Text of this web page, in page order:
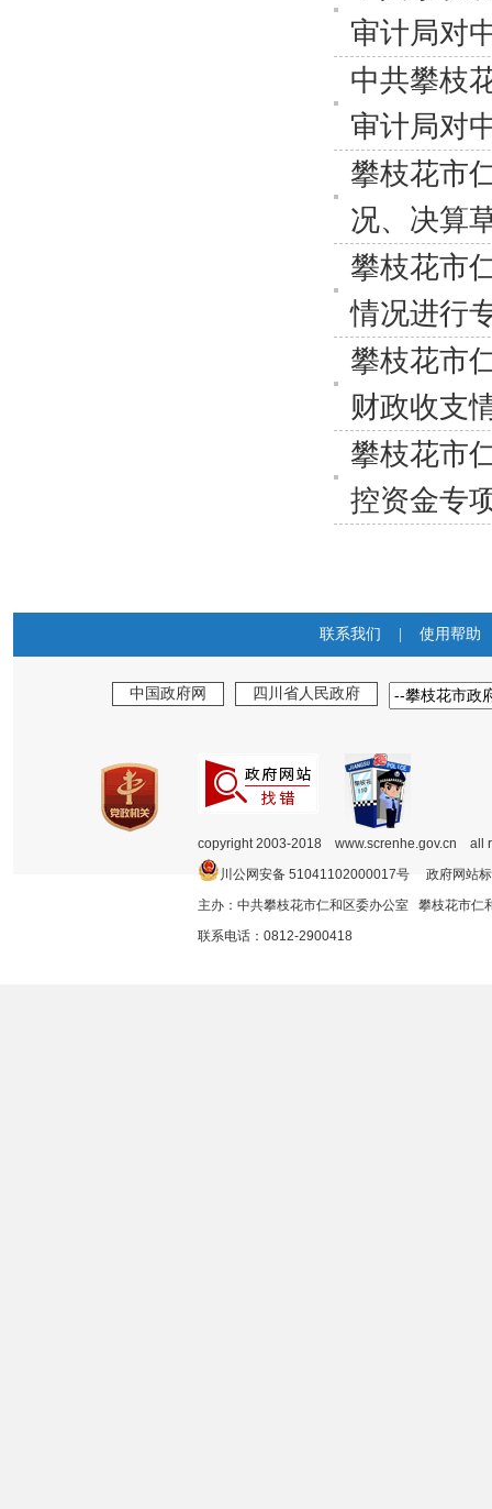
审计局对
中共攀枝
审计局对
攀枝花市
况、决算
攀枝花市
情况进行
攀枝花市
财政收支
攀枝花市
控资金专
联系我们 使用帮助
中国政府网 四川省人民政府
copyright 2003-2018 www.screnhe.gov.cn
川公网安备 51041102000017号 政府网站
主办：中共攀枝花市仁和区委办公室 攀枝花市
联系电话：0812-2900418